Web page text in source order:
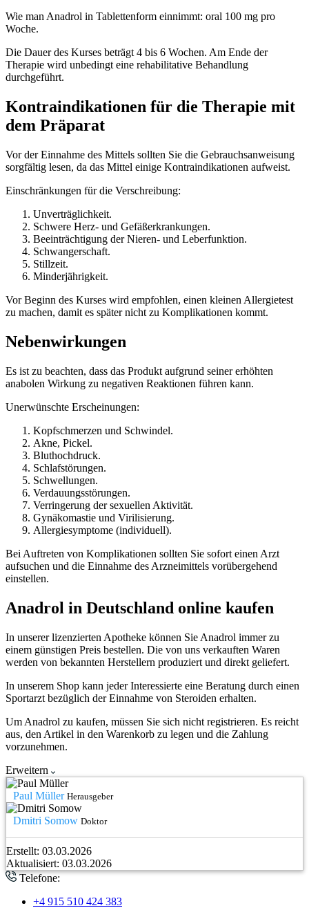
Wie man Anadrol in Tablettenform einnimmt: oral 100 mg pro
Woche.
Die Dauer des Kurses beträgt 4 bis 6 Wochen. Am Ende der
Therapie wird unbedingt eine rehabilitative Behandlung
durchgeführt.
Kontraindikationen für die Therapie mit
dem Präparat
Vor der Einnahme des Mittels sollten Sie die Gebrauchsanweisung
sorgfältig lesen, da das Mittel einige Kontraindikationen aufweist.
Einschränkungen für die Verschreibung:
Unverträglichkeit.
Schwere Herz- und Gefäßerkrankungen.
Beeinträchtigung der Nieren- und Leberfunktion.
Schwangerschaft.
Stillzeit.
Minderjährigkeit.
Vor Beginn des Kurses wird empfohlen, einen kleinen Allergietest
zu machen, damit es später nicht zu Komplikationen kommt.
Nebenwirkungen
Es ist zu beachten, dass das Produkt aufgrund seiner erhöhten
anabolen Wirkung zu negativen Reaktionen führen kann.
Unerwünschte Erscheinungen:
Kopfschmerzen und Schwindel.
Akne, Pickel.
Bluthochdruck.
Schlafstörungen.
Schwellungen.
Verdauungsstörungen.
Verringerung der sexuellen Aktivität.
Gynäkomastie und Virilisierung.
Allergiesymptome (individuell).
Bei Auftreten von Komplikationen sollten Sie sofort einen Arzt
aufsuchen und die Einnahme des Arzneimittels vorübergehend
einstellen.
Anadrol in Deutschland online kaufen
In unserer lizenzierten Apotheke können Sie Anadrol immer zu
einem günstigen Preis bestellen. Die von uns verkauften Waren
werden von bekannten Herstellern produziert und direkt geliefert.
In unserem Shop kann jeder Interessierte eine Beratung durch einen
Sportarzt bezüglich der Einnahme von Steroiden erhalten.
Um Anadrol zu kaufen, müssen Sie sich nicht registrieren. Es reicht
aus, den Artikel in den Warenkorb zu legen und die Zahlung
vorzunehmen.
Erweitern
Erstellt: 03.03.2026
Aktualisiert: 03.03.2026
Paul Müller Herausgeber
Dmitri Somow Doktor
Telefone:
+4 915 510 424 383